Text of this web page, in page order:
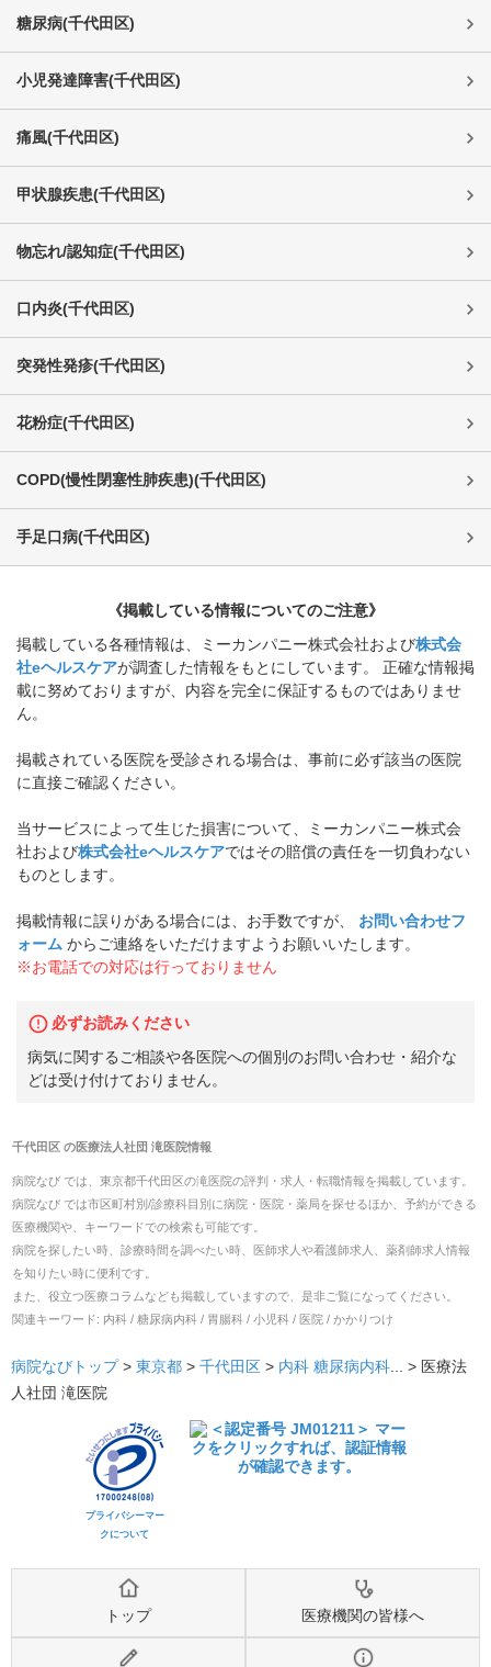
糖尿病(千代田区)
小児発達障害(千代田区)
痛風(千代田区)
甲状腺疾患(千代田区)
物忘れ/認知症(千代田区)
口内炎(千代田区)
突発性発疹(千代田区)
花粉症(千代田区)
COPD(慢性閉塞性肺疾患)(千代田区)
手足口病(千代田区)
《掲載している情報についてのご注意》
掲載している各種情報は、ミーカンパニー株式会社および株式会
社eヘルスケアが調査した情報をもとにしています。 正確な情報掲
載に努めておりますが、内容を完全に保証するものではありませ
ん。
掲載されている医院を受診される場合は、事前に必ず該当の医院
に直接ご確認ください。
当サービスによって生じた損害について、ミーカンパニー株式会
社および株式会社eヘルスケアではその賠償の責任を一切負わない
ものとします。
掲載情報に誤りがある場合には、お手数ですが、
お問い合わせフ
ォーム からご連絡をいただけますようお願いいたします。
※お電話での対応は行っておりません
必ずお読みください
病気に関するご相談や各医院への個別のお問い合わせ・紹介な
どは受け付けておりません。
千代田区の医療法人社団 滝医院情報
病院なび では、 東京都千代田区の滝医院の評判・求人・転職情報を掲載しています。
病院なび では市区町村別/診療科目別に病院・医院・薬局を探せるほか、予約ができる
医療機関や、キーワードでの検索も可能です。
病院を探したい時、診療時間を調べたい時、医師求人や看護師求人、薬剤師求人情報
を知りたい時に便利です。
また、役立つ医療コラムなども掲載していますので、是非ご覧になってください。
関連キーワード: 内科 / 糖尿病内科 / 胃腸科 / 小児科 / 医院 / かかりつけ
病院なびトップ > 東京都 > 千代田区 > 内科 糖尿病内科... > 医療法
人社団 滝医院
プライバシーマー
クについて
トップ 医療機関の皆様へ